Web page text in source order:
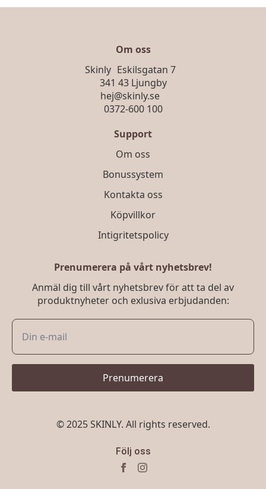
Om oss
Skinly Eskilsgatan 7
341 43 Ljungby
hej@skinly.se
0372-600 100
Support
Om oss
Bonussystem
Kontakta oss
Köpvillkor
Intigritetspolicy
Prenumerera på vårt nyhetsbrev!
Anmäl dig till vårt nyhetsbrev för att ta del av
produktnyheter och exlusiva erbjudanden:
Prenumerera
© 2025 SKINLY. All rights reserved.
Följ oss